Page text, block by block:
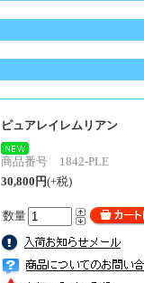
ピュアレイレムリアン
商品番号 1842-PLE
30,800円(+税)
数量